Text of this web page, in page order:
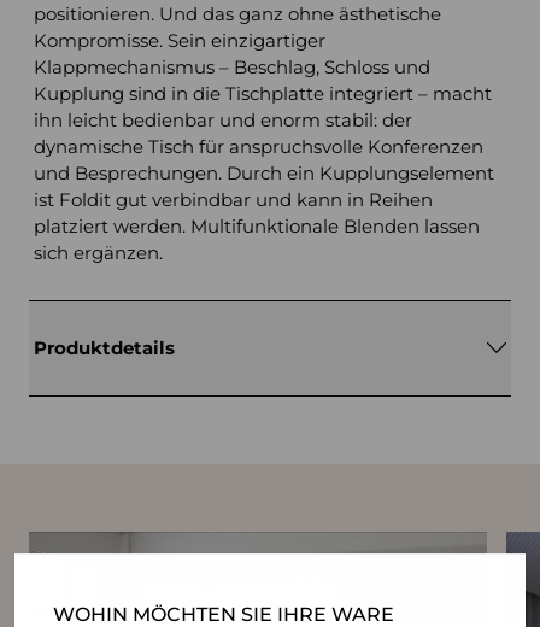
WOHIN MÖCHTEN SIE IHRE WARE
positionieren. Und das ganz ohne ästhetische
Kompromisse. Sein einzigartiger
Klappmechanismus – Beschlag, Schloss und
Kupplung sind in die Tischplatte integriert – macht
ihn leicht bedienbar und enorm stabil: der
dynamische Tisch für anspruchsvolle Konferenzen
und Besprechungen. Durch ein Kupplungselement
ist Foldit gut verbindbar und kann in Reihen
platziert werden. Multifunktionale Blenden lassen
sich ergänzen.
Produktdetails